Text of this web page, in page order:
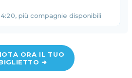
più compagnie disponibili
ORA IL TUO
➜